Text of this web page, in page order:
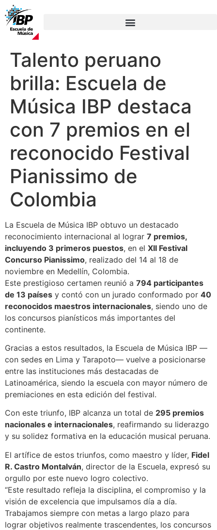
Talento peruano
brilla: Escuela de
Música IBP destaca
con 7 premios en el
reconocido Festival
Pianissimo de
Colombia
La Escuela de Música IBP obtuvo un destacado
reconocimiento internacional al lograr 7 premios,
incluyendo 3 primeros puestos, en el XII Festival
Concurso Pianissimo, realizado del 14 al 18 de
noviembre en Medellín, Colombia.
Este prestigioso certamen reunió a 794 participantes
de 13 países y contó con un jurado conformado por 40
reconocidos maestros internacionales, siendo uno de
los concursos pianísticos más importantes del
continente.
Gracias a estos resultados, la Escuela de Música IBP —
con sedes en Lima y Tarapoto— vuelve a posicionarse
entre las instituciones más destacadas de
Latinoamérica, siendo la escuela con mayor número de
premiaciones en esta edición del festival.
Con este triunfo, IBP alcanza un total de 295 premios
nacionales e internacionales, reafirmando su liderazgo
y su solidez formativa en la educación musical peruana.
El artífice de estos triunfos, como maestro y líder, Fidel
R. Castro Montalván, director de la Escuela, expresó su
orgullo por este nuevo logro colectivo.
“Este resultado refleja la disciplina, el compromiso y la
visión de excelencia que impulsamos día a día.
Trabajamos siempre con metas a largo plazo para
lograr objetivos realmente trascendentes, los concursos